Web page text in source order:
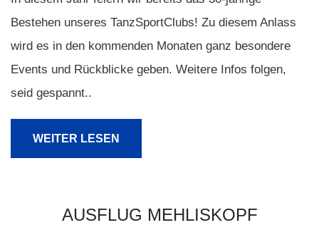
Bestehen unseres TanzSportClubs! Zu diesem Anlass
wird es in den kommenden Monaten ganz besondere
Events und Rückblicke geben. Weitere Infos folgen,
seid gespannt..
WEITER LESEN
AUSFLUG MEHLISKOPF